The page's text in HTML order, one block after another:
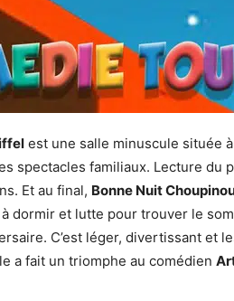
est une salle minuscule située
spectacles familiaux. Lecture du
Et au final, Bonne Nuit
à dormir et lutte pour trouver le
C’est léger, divertissant et
a fait un triomphe au comédien